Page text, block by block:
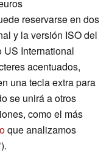
reservarse en dos
y la versión ISO del
US International
acentuados,
una tecla extra para
se unirá a otros
como el más
que analizamos
).